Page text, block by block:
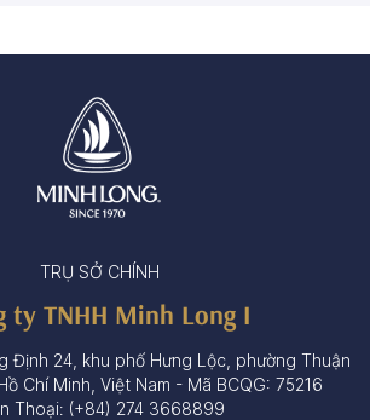
TRỤ SỞ CHÍNH
ty TNHH Minh Long I
Định 24, khu phố Hưng Lộc, phường Thuận
Chí Minh, Việt Nam - Mã BCQG: 75216
Thoại: (+84) 274 3668899